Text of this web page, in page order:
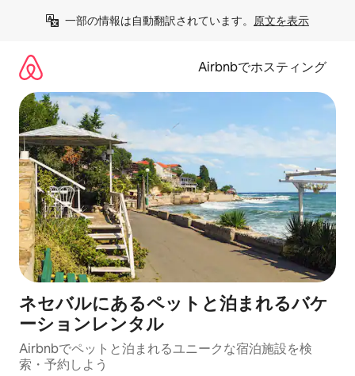
一部の情報は自動翻訳されています。 原文を表示
Airbnbでホスティング
ネセバルにあるペットと泊まれるバケ
ーションレンタル
Airbnbでペットと泊まれるユニークな宿泊施設を検
索・予約しよう